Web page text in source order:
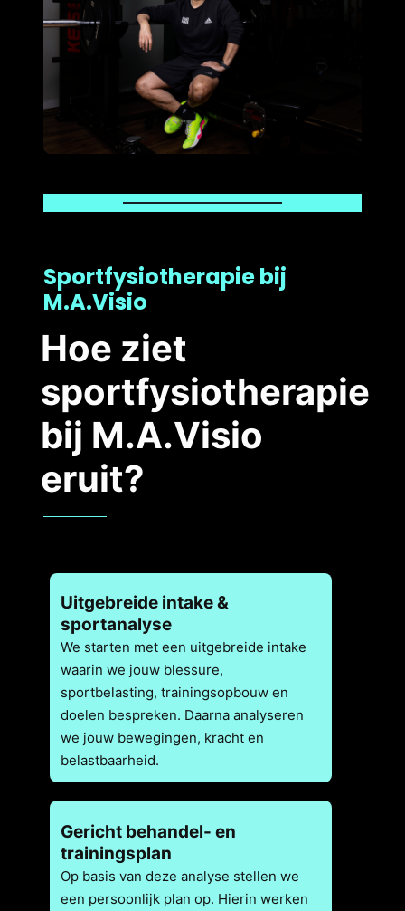
Sportfysiotherapie bij
M.A.Visio
Hoe ziet
sportfysiotherapie
bij M.A.Visio
eruit?
Uitgebreide intake &
sportanalyse
We starten met een uitgebreide intake
waarin we jouw blessure,
sportbelasting, trainingsopbouw en
doelen bespreken. Daarna analyseren
we jouw bewegingen, kracht en
belastbaarheid.
Gericht behandel- en
trainingsplan
Op basis van deze analyse stellen we
een persoonlijk plan op. Hierin werken